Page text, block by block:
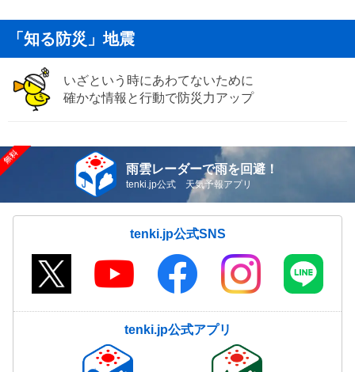
「知る防災」地震
いざという時にあわてないために
確かな情報と行動で防災力アップ
雨雲レーダーで雨を回避！
tenki.jp公式 天気予報アプリ
tenki.jp公式SNS
tenki.jp公式アプリ